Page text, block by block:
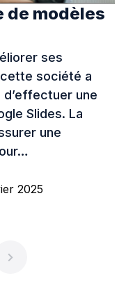
de modèles
ses
société a
une
Slides. La
une
2025